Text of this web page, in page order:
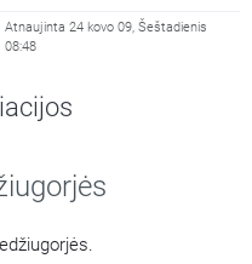
Atnaujinta 24 kovo 09, Šeštadienis
08:48